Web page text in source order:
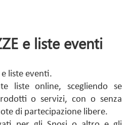
e liste eventi
e liste eventi.
liste online, scegliendo se
o servizi, con o senza
di partecipazione libere.